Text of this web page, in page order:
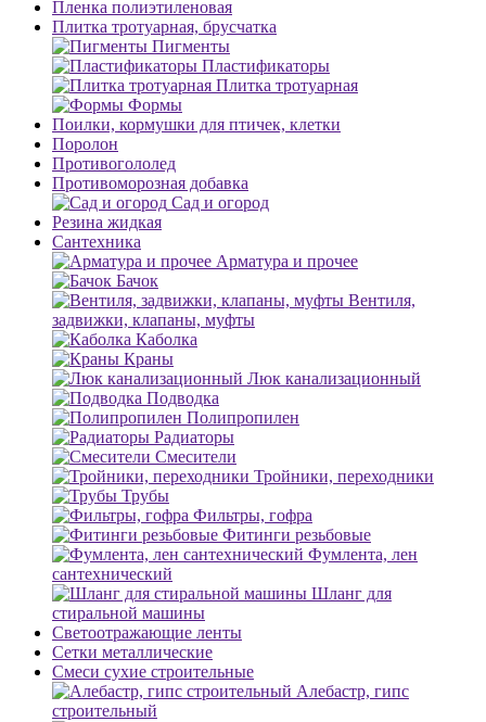
Пленка полиэтиленовая
Плитка тротуарная, брусчатка
Пигменты
Пластификаторы
Плитка тротуарная
Формы
Поилки, кормушки для птичек, клетки
Поролон
Противогололед
Противоморозная добавка
Сад и огород
Резина жидкая
Сантехника
Арматура и прочее
Бачок
Вентиля,
задвижки, клапаны, муфты
Каболка
Краны
Люк канализационный
Подводка
Полипропилен
Радиаторы
Смесители
Тройники, переходники
Трубы
Фильтры, гофра
Фитинги резьбовые
Фумлента, лен
сантехнический
Шланг для
стиральной машины
Светоотражающие ленты
Сетки металлические
Смеси сухие строительные
Алебастр, гипс
строительный